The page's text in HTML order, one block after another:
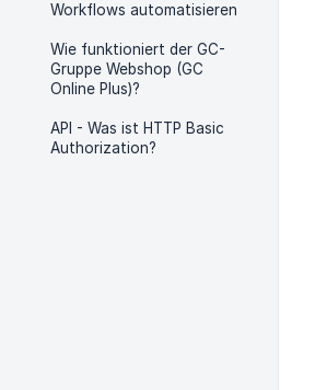
Workflows automatisieren
Wie funktioniert der GC-
Gruppe Webshop (GC
Online Plus)?
API - Was ist HTTP Basic
Authorization?